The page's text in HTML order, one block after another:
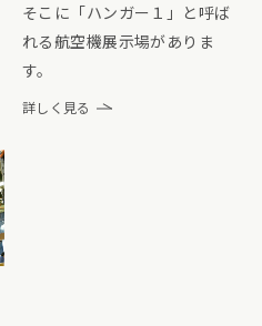
そこに「ハンガー１」と呼ば
れる航空機展示場がありま
す。
詳しく見る